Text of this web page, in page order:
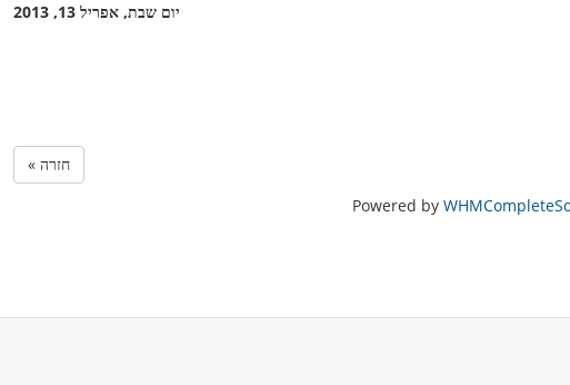
יום שבת, אפריל 13, 2013
« חזרה
Powered by